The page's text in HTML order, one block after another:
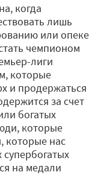
когда
лишь
или опеке
чемпионом
лиги
которые
и продержаться
за счет
богатых
которые
которые нас
на медали